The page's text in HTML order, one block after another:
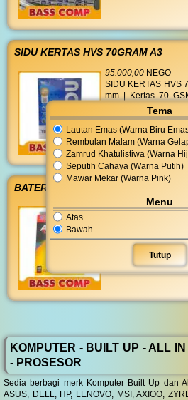
Tema
Lautan Emas (Warna Biru
Rembulan Malam (Warna
Zamrud Khatulistiwa (Warna
Seputih Cahaya (Warna Putih)
Mawar Mekar (Warna Pink)
Menu
Atas
Bawah
Tutup
SIDU KERTAS HVS 70GRAM A3
95.000,00 NEGO
SIDU KERTAS HVS
mm | Kertas 70
4366 gr | Putih
kontras tajam |
macet dibanding
BATERAI ALKALINE AAA 2S
14.000,00NEGO
ABC Alkaline LR-
dengan tinggi
10,5 mm | Daya:
lama | Batu
ramah lingkungan
KOMPUTER - BUILT UP - ALL
- PROSESOR
Sedia berbagi merk Komputer Built Up dan
ASUS, DELL, HP, LENOVO, MSI, AXIOO,